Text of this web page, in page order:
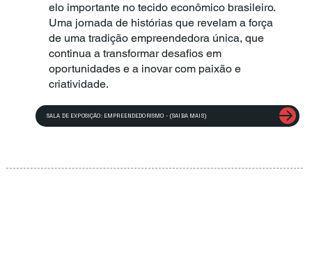
elo importante no tecido econômico brasileiro.
Uma jornada de histórias que revelam a força
de uma tradição empreendedora única, que
continua a transformar desafios em
oportunidades e a inovar com paixão e
criatividade.
SALA DE EXPOSIÇÃO: EMPREENDEDORISMO - (SAIBA MAIS)